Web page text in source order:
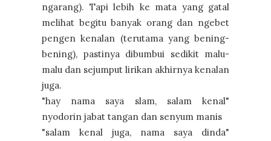
ngarang). Tapi lebih ke mata yang gatal
melihat begitu banyak orang dan ngebet
pengen kenalan (terutama yang bening-
bening), pastinya dibumbui sedikit malu-
malu dan sejumput lirikan akhirnya kenalan
juga.
"hay nama saya slam, salam kenal"
nyodorin jabat tangan dan senyum manis
"salam kenal juga, nama saya dinda"